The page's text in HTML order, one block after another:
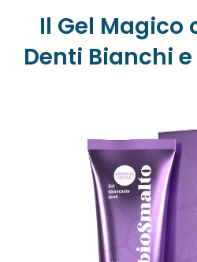
Il Gel Magico
Denti Bianchi